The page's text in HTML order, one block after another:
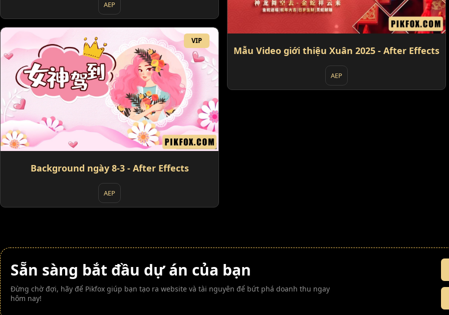
AEP
Mẫu Video giới thiệu Xuân 2025 - After Effects
AEP
VIP
Background ngày 8-3 - After Effects
AEP
Sẵn sàng bắt đầu dự án của bạn
Đừng chờ đợi, hãy để Pikfox giúp bạn tạo ra website và tài nguyên để bứt phá doanh thu ngay
hôm nay!